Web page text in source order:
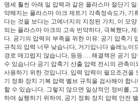
명세 훨씬 아래 일 압력과 같은 플라스마 절단기
약해지는 플라스마 아크 제트기 각측정속도가, 기
다는 것을 보다는 고에너지의 지정된 가치, 이 모
되는 플라스마 아크의 고속 빈약하다, 극복했다,
다. 공기의 압력의 부족을 위한 이유: 공기 압축기
규칙의 압력 너무 낮습니다, 거기입니다 솔레노이
경로 매끄럽지 않습니다, 등등…. 해결책은 공기
수 있습니다 공기 압축기 산출 압력 전시의 관측
사용하기 위한 것입니다. 입력 압력이 필요조건을
기 정화 장치 기복 압력 벨브 규칙을 검사해야 합
할 수 있습니다. 그렇지 않으면 일상적인 정비를,
하여 실행하기 위하여, 공기 정화 장치 압력 안전